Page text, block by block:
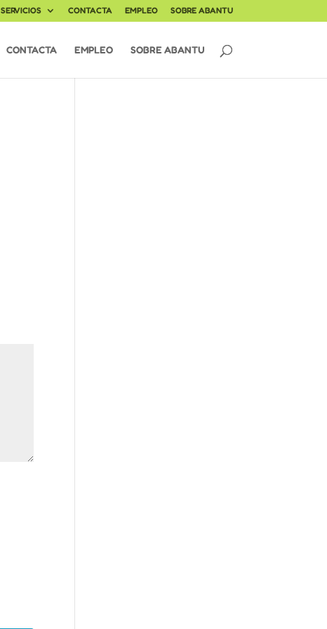
SERVICIOS CONTACTA EMPLEO SOBRE ABANTU
CONTACTA EMPLEO SOBRE ABANTU